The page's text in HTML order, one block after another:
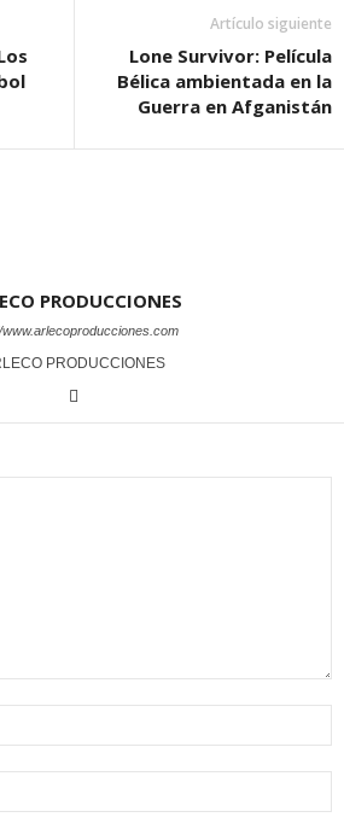
Artículo siguiente
Lone Survivor: Película
Bélica ambientada en la
Guerra en Afganistán
PRODUCCIONES
www.arlecoproducciones.com
PRODUCCIONES